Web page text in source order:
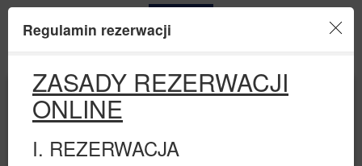
Regulamin rezerwacji
ZASADY REZERWACJI
ONLINE
I. REZERWACJA
POCZĄTEK
08
SIERPNIA
2026
KONIEC
LICZBA OSÓB